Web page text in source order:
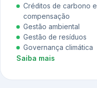
Créditos de carbono e
compensação
Gestão ambiental
Gestão de resíduos
Governança climática
Saiba mais